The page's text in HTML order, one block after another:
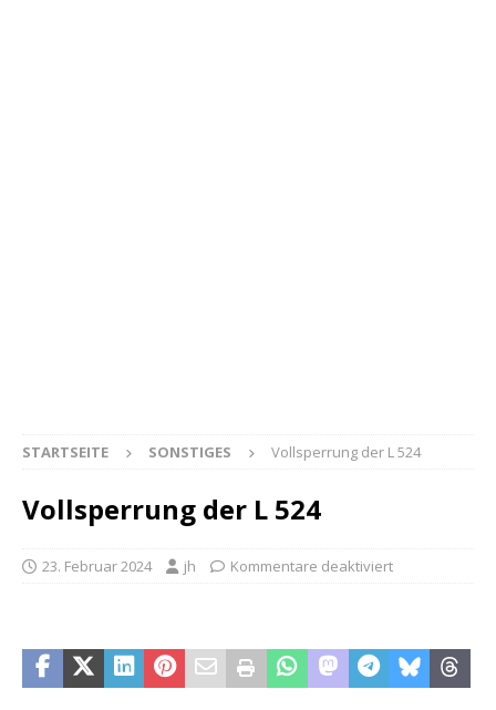
STARTSEITE SONSTIGES Vollsperrung der L 524
Vollsperrung der L 524
23. Februar 2024 jh Kommentare deaktiviert